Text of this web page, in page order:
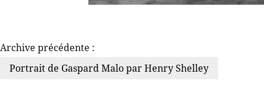
Archive précédente :
Portrait de Gaspard Malo par Henry Shelley